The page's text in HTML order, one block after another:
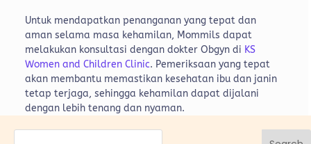
Untuk mendapatkan penanganan yang tepat dan
aman selama masa kehamilan, Mommils dapat
melakukan konsultasi dengan dokter Obgyn di KS
Women and Children Clinic. Pemeriksaan yang tepat
akan membantu memastikan kesehatan ibu dan janin
tetap terjaga, sehingga kehamilan dapat dijalani
dengan lebih tenang dan nyaman.